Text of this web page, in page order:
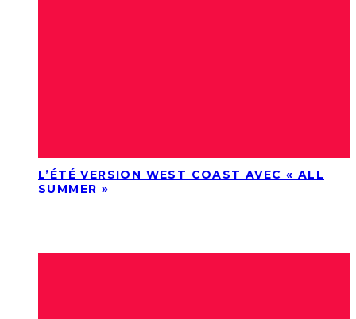
L’ÉTÉ VERSION WEST COAST AVEC « ALL
SUMMER »